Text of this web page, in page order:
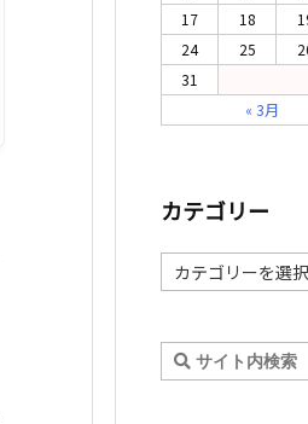
17
18
24
25
31
« 3月
カテゴリー
カ
テ
リ
ー